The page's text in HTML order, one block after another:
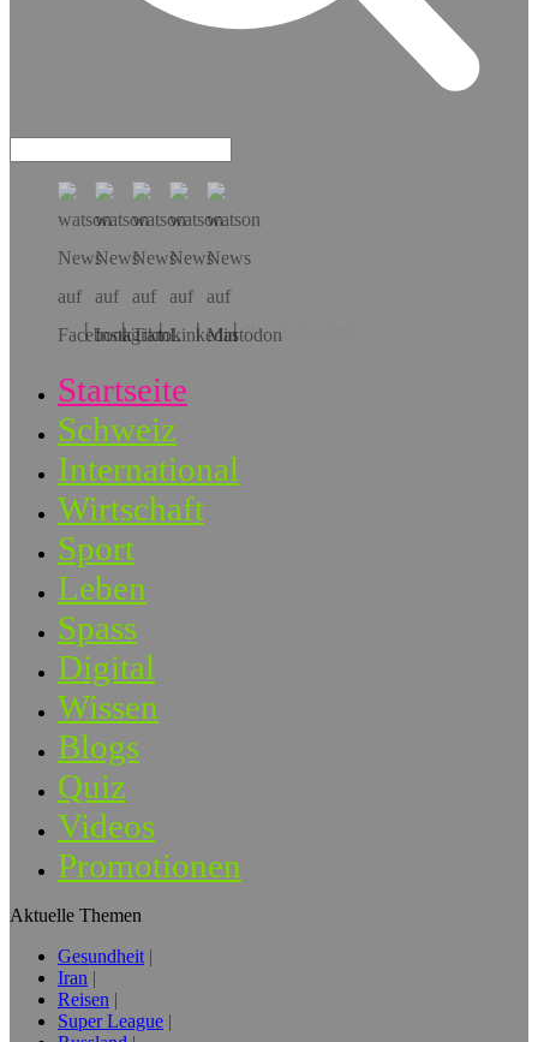
Hol dir die App!
Startseite
Schweiz
International
Wirtschaft
Sport
Leben
Spass
Digital
Wissen
Blogs
Quiz
Videos
Promotionen
Aktuelle Themen
Gesundheit
Iran
Reisen
Super League